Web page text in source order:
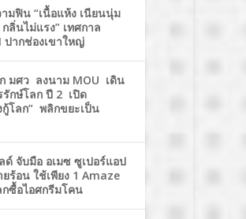
มฟิน “เนื้อแห้ง เนียนนุ่ม
ลิ่นไม่แรง” เทศกาล
ปากช่องเขาใหญ่
มศว ลงนาม MOU เดิน
กษ์โลก ปี 2 เปิด
กู้โลก” พลิกขยะเป็น
จับมือ อเมซ ซูเปอร์แอป
ร้อน ใช้เพียง 1 Amaze
ซื้อไอศกรีมโคน